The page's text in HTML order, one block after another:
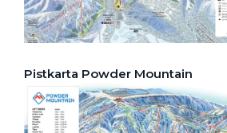
Pistkarta Powder Mountain